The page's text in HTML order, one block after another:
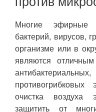
Многие эфирные
бактерий, вирусов,
организме или в
являются
очистка
защитить от